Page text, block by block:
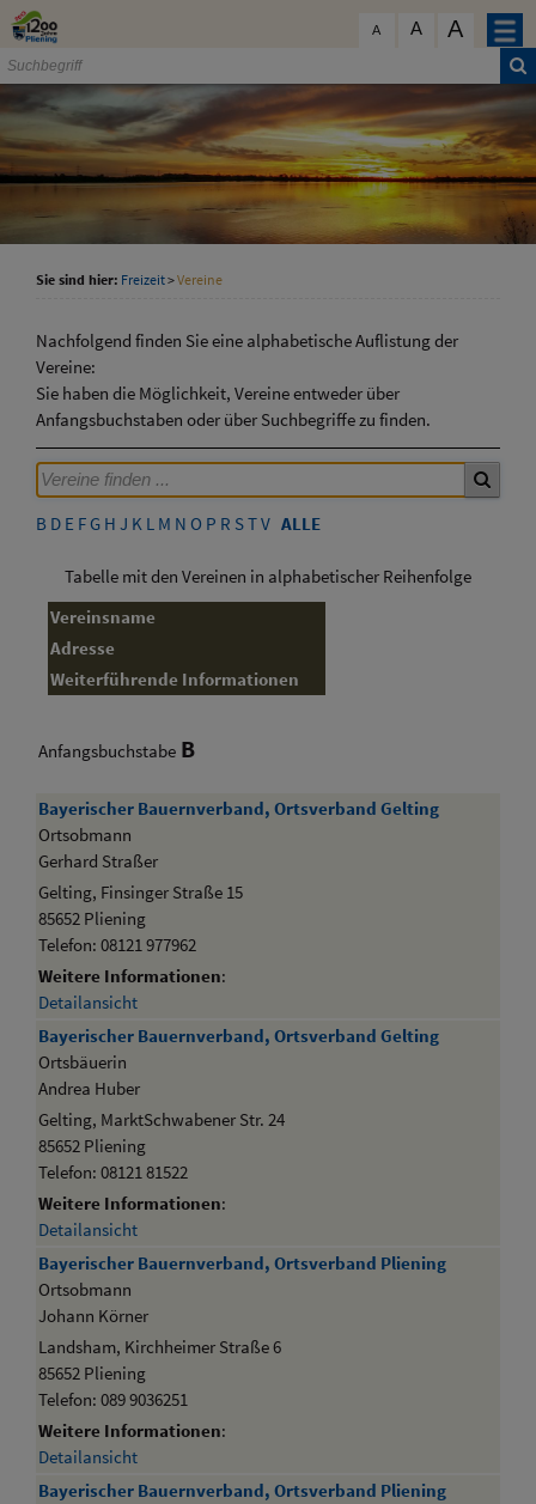
Zum Inhalt
A A A
Sie sind hier: Freizeit>Vereine
Nachfolgend finden Sie eine alphabetische Auflistung der
Vereine:
Sie haben die Möglichkeit, Vereine entweder über
Anfangsbuchstaben oder über Suchbegriffe zu finden.
B D E FG H J K L M N O P R STV ALLE
Tabelle mit den Vereinen in alphabetischer Reihenfolge
Vereinsname
Adresse
Weiterführende Informationen
Anfangsbuchstabe B
Bayerischer Bauernverband, Ortsverband Gelting
Ortsobmann
Gerhard Straßer
Gelting, Finsinger Straße 15
85652 Pliening
Telefon: 08121 977962
Weitere Informationen:
Detailansicht
Bayerischer Bauernverband, Ortsverband Gelting
Ortsbäuerin
Andrea Huber
Gelting, MarktSchwabener Str. 24
85652 Pliening
Telefon: 08121 81522
Weitere Informationen:
Detailansicht
Bayerischer Bauernverband, Ortsverband Pliening
Ortsobmann
Johann Körner
Landsham, Kirchheimer Straße 6
85652 Pliening
Telefon: 089 9036251
Weitere Informationen:
Detailansicht
Bayerischer Bauernverband, Ortsverband Pliening
schließen